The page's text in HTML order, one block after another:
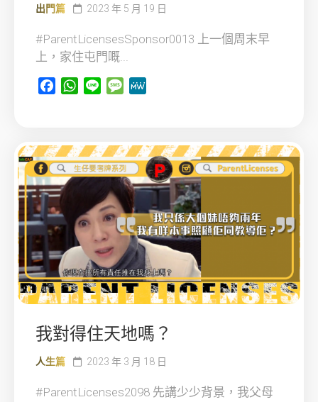
出門篇 2023 年 5 月 19 日
#ParentLicensesSponsor0013 上一個周末早
上，家住屯門嘅...
FacebookWhatsApp
Line Message
我對得住天地嗎？
人生篇 2023 年 3 月 18 日
#ParentLicenses2098 先講少少背景，我父母